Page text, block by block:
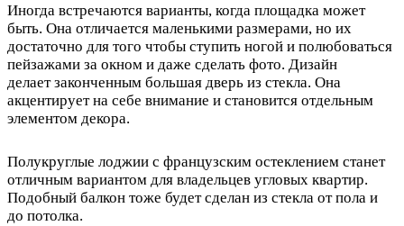
Иногда встречаются варианты, когда площадка может
быть. Она отличается маленькими размерами, но их
достаточно для того чтобы ступить ногой и полюбоваться
пейзажами за окном и даже сделать фото. Дизайн
делает законченным большая дверь из стекла. Она
акцентирует на себе внимание и становится отдельным
элементом декора.
Полукруглые лоджии с французским остеклением станет
отличным вариантом для владельцев угловых квартир.
Подобный балкон тоже будет сделан из стекла от пола и
до потолка.